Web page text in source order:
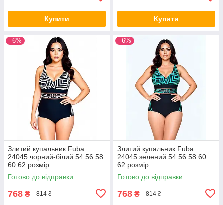
Купити Купити
–6%
Злитий купальник Fuba
24045 чорний-білий 54 56 58
60 62 розмір
Готово до відправки
768 ₴ 814 ₴
–6%
Злитий купальник Fuba
24045 зелений 54 56 58 60
62 розмір
Готово до відправки
768 ₴ 814 ₴